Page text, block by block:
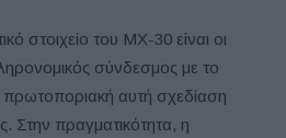
στοιχείο του MX-30 είναι οι
σύνδεσμος με το
αυτή σχεδίαση
Στην πραγματικότητα, η